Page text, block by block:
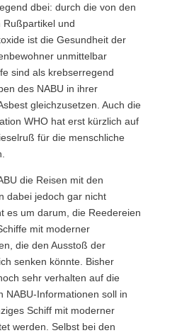
dbei: durch die von den
Rußpartikel und
ist die Gesundheit der
unmittelbar
sind als krebserregend
des NABU in ihrer
gleichzusetzen. Auch die
WHO hat erst kürzlich auf
für die menschliche
die Reisen mit den
dabei jedoch gar nicht
es um darum, die Reedereien
mit moderner
die den Ausstoß der
senken könnte. Bisher
sehr verhalten auf die
NABU-Informationen soll in
Schiff mit moderner
werden. Selbst bei den